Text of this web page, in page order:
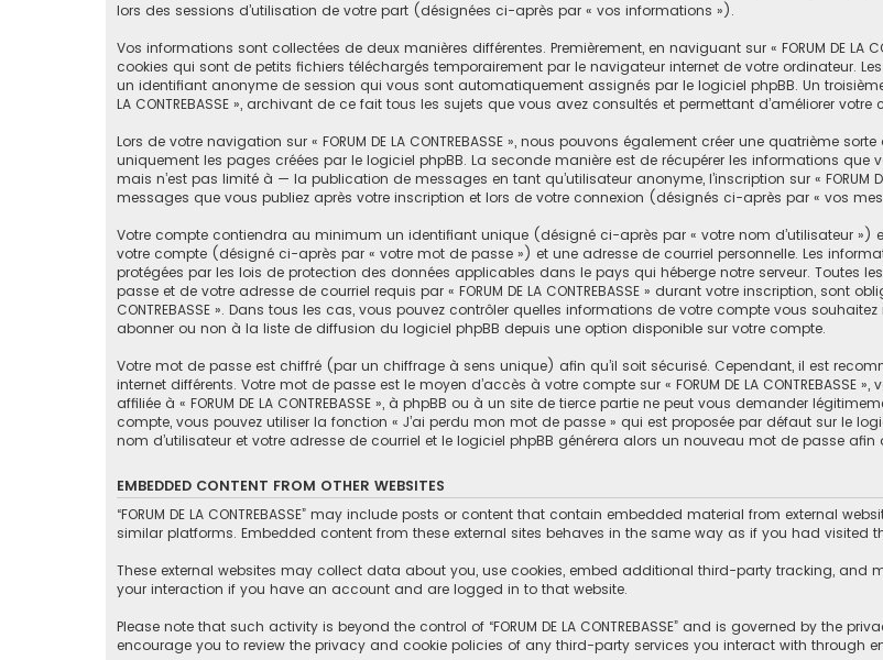
lors des sessions d’utilisation de votre part (désignées ci-après par « vos informations »).
Vos informations sont collectées de deux manières différentes. Premièrement, en naviguant sur « FORUM DE LA
cookies qui sont de petits fichiers téléchargés temporairement par le navigateur internet de votre ordinateur.
un identifiant anonyme de session qui vous sont automatiquement assignés par le logiciel phpBB. Un
LA CONTREBASSE », archivant de ce fait tous les sujets que vous avez consultés et permettant d’améliorer
Lors de votre navigation sur « FORUM DE LA CONTREBASSE », nous pouvons également créer une quatrième
uniquement les pages créées par le logiciel phpBB. La seconde manière est de récupérer les informations
mais n’est pas limité à — la publication de messages en tant qu’utilisateur anonyme, l’inscription sur « FORUM
messages que vous publiez après votre inscription et lors de votre connexion (désignés ci-après par « vos
Votre compte contiendra au minimum un identifiant unique (désigné ci-après par « votre nom d’utilisateur
votre compte (désigné ci-après par « votre mot de passe ») et une adresse de courriel personnelle. Les
protégées par les lois de protection des données applicables dans le pays qui héberge notre serveur. Toutes
passe et de votre adresse de courriel requis par « FORUM DE LA CONTREBASSE » durant votre inscription, sont
CONTREBASSE ». Dans tous les cas, vous pouvez contrôler quelles informations de votre compte vous
abonner ou non à la liste de diffusion du logiciel phpBB depuis une option disponible sur votre compte.
Votre mot de passe est chiffré (par un chiffrage à sens unique) afin qu’il soit sécurisé. Cependant, il est
internet différents. Votre mot de passe est le moyen d’accès à votre compte sur « FORUM DE LA
affiliée à « FORUM DE LA CONTREBASSE », à phpBB ou à un site de tierce partie ne peut vous demander
compte, vous pouvez utiliser la fonction « J’ai perdu mon mot de passe » qui est proposée par défaut sur le
nom d’utilisateur et votre adresse de courriel et le logiciel phpBB générera alors un nouveau mot de passe
EMBEDDED CONTENT FROM OTHER WEBSITES
“FORUM DE LA CONTREBASSE” may include posts or content that contain embedded material from external
similar platforms. Embedded content from these external sites behaves in the same way as if you had visited
These external websites may collect data about you, use cookies, embed additional third-party tracking,
your interaction if you have an account and are logged in to that website.
Please note that such activity is beyond the control of “FORUM DE LA CONTREBASSE” and is governed by the
encourage you to review the privacy and cookie policies of any third-party services you interact with through